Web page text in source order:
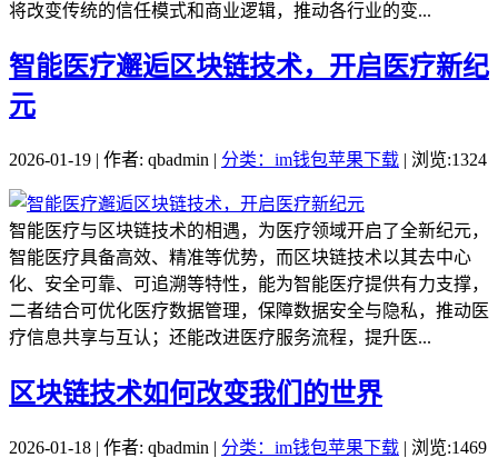
将改变传统的信任模式和商业逻辑，推动各行业的变...
智能医疗邂逅区块链技术，开启医疗新纪
元
2026-01-19 | 作者: qbadmin | 分类：im钱包苹果下载 | 浏览:1324
智能医疗与区块链技术的相遇，为医疗领域开启了全新纪元，
智能医疗具备高效、精准等优势，而区块链技术以其去中心
化、安全可靠、可追溯等特性，能为智能医疗提供有力支撑，
二者结合可优化医疗数据管理，保障数据安全与隐私，推动医
疗信息共享与互认；还能改进医疗服务流程，提升医...
区块链技术如何改变我们的世界
2026-01-18 | 作者: qbadmin | 分类：im钱包苹果下载 | 浏览:1469